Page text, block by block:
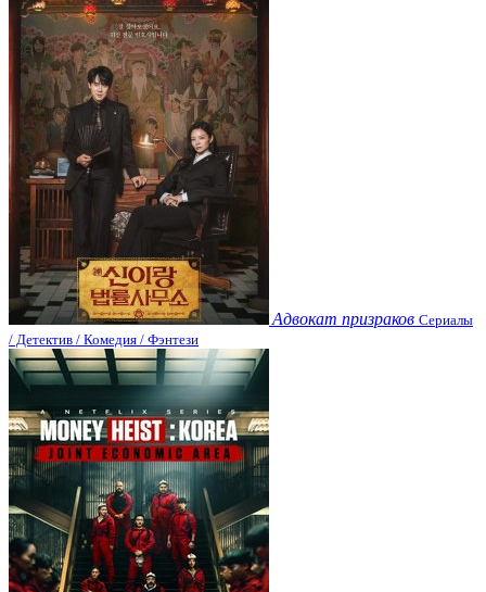
Адвокат призраков Сериалы
/ Детектив / Комедия / Фэнтези